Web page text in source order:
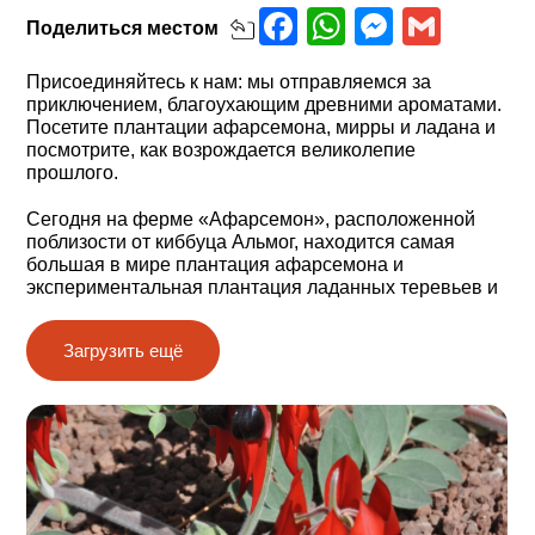
Поделиться местом Facebook
WhatsApp
Присоединяйтесь к нам: мы отправляемся за
приключением, благоухающим древними ароматами.
Посетите плантации афарсемона, мирры и ладана и
посмотрите, как возрождается великолепие
прошлого.
Сегодня на ферме «Афарсемон», расположенной
поблизости от киббуца Альмог, находится самая
большая в мире плантация афарсемона и
экспериментальная плантация ладанных теревьев и
встретите редкое и необычное собрание мирровых и
ладанных деревьев, смола которых воскурялась в
Иерусалимском храме, благовонные растения,
известные по книгам Библии, и десятки других видов
деревьев и растений, пустынных и не только,
выращиваемых за их ароматические и лечебные
свойства.
Приглашаем вас познакомиться с афарсемоном ‒
Загрузить ещё